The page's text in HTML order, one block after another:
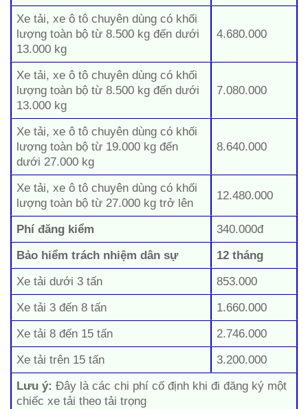
Xe tải, xe ô tô chuyên dùng có khối
lượng toàn bộ từ 8.500 kg đến dưới
13.000 kg
4.680.000
Xe tải, xe ô tô chuyên dùng có khối
lượng toàn bộ từ 8.500 kg đến dưới
13.000 kg
7.080.000
Xe tải, xe ô tô chuyên dùng có khối
lượng toàn bộ từ 19.000 kg đến
dưới 27.000 kg
8.640.000
Xe tải, xe ô tô chuyên dùng có khối
lượng toàn bộ từ 27.000 kg trở lên
12.480.000
Phí đăng kiểm
340.000đ
Bảo hiểm trách nhiệm dân sự
12 tháng
Xe tải dưới 3 tấn
853.000
Xe tải 3 đến 8 tấn
1.660.000
Xe tải 8 đến 15 tấn
2.746.000
Xe tải trên 15 tấn
3.200.000
Lưu ý:Đây là các chi phí cố định khi đi đăng ký một
chiếc xe tải theo tải trọng